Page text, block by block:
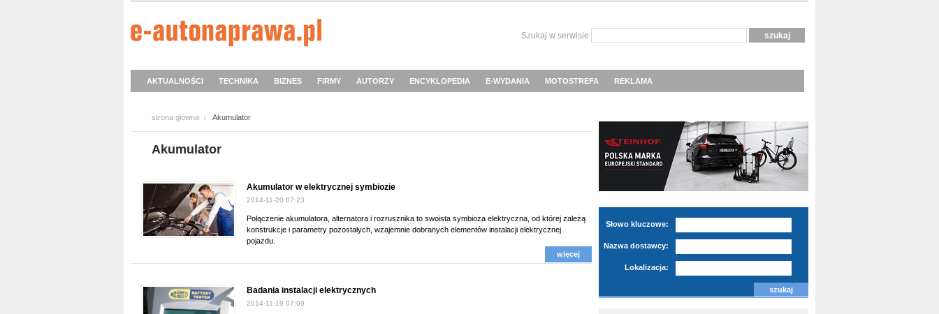
Szukaj w serwisie
AKTUALNOŚCI TECHNIKA BIZNES FIRMY AUTORZY ENCYKLOPEDIA E-WYDANIA MOTOSTREFA REKLAMA
strona główna Akumulator
Akumulator
Akumulator w elektrycznej symbiozie
2014-11-20 07:23
Połączenie akumulatora, alternatora i rozrusznika to swoista symbioza elektryczna, od której zależą
konstrukcje i parametry pozostałych, wzajemnie dobranych elementów instalacji elektrycznej
pojazdu.
więcej
Badania instalacji elektrycznych
2014-11-19 07:09
Słowo kluczowe:
Nazwa dostawcy:
Lokalizacja: